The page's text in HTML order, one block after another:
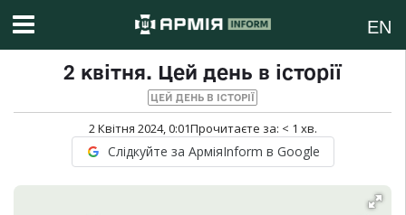
EN
2 квітня. Цей день в історії
ЦЕЙ ДЕНЬ В ІСТОРІЇ
2 Квітня 2024, 0:01Прочитаєте за: < 1 хв.
Слідкуйте за АрміяInform в Google